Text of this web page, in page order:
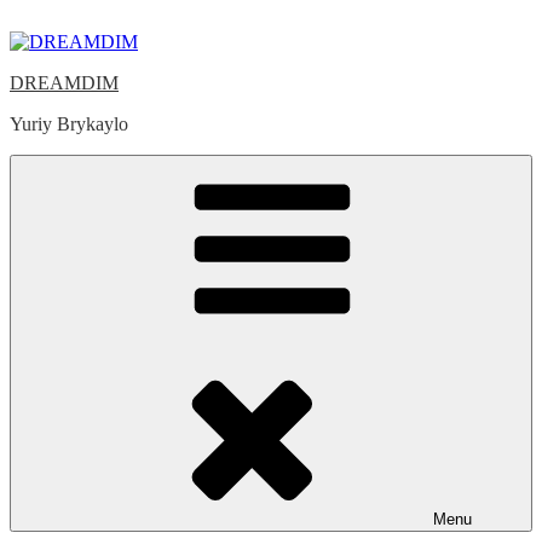
to
DREAMDIM
Yuriy Brykaylo
Menu